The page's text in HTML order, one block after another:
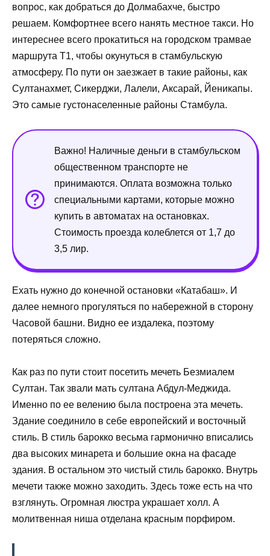
вопрос, как добраться до Долмабахче, быстро
решаем. Комфортнее всего нанять местное такси. Но
интереснее всего прокатиться на городском трамвае
маршрута Т1, чтобы окунуться в стамбульскую
атмосферу. По пути он заезжает в такие районы, как
Султанахмет, Сикерджи, Лалели, Аксарай, Йеникапы.
Это самые густонаселенные районы Стамбула.
Важно! Наличные деньги в стамбульском
общественном транспорте не
принимаются. Оплата возможна только
специальными картами, которые можно
купить в автоматах на остановках.
Стоимость проезда колеблется от 1,7 до
3,5 лир.
Ехать нужно до конечной остановки «Катабаш». И
далее немного прогуляться по набережной в сторону
Часовой башни. Видно ее издалека, поэтому
потеряться сложно.
Как раз по пути стоит посетить мечеть Безмиалем
Султан. Так звали мать султана Абдул-Меджида.
Именно по ее велению была построена эта мечеть.
Здание соединило в себе европейский и восточный
стиль. В стиль барокко весьма гармонично вписались
два высоких минарета и большие окна на фасаде
здания. В остальном это чистый стиль барокко. Внутрь
мечети также можно заходить. Здесь тоже есть на что
взглянуть. Огромная люстра украшает холл. А
молитвенная ниша отделана красным порфиром.